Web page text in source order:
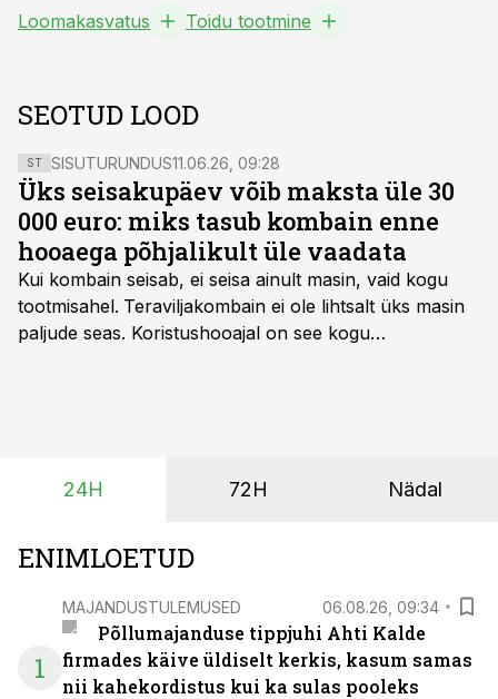
Loomakasvatus Toidu tootmine
SEOTUD LOOD
ST SISUTURUNDUS11.06.26, 09:28
Üks seisakupäev võib maksta üle 30
000 euro: miks tasub kombain enne
hooaega põhjalikult üle vaadata
Kui kombain seisab, ei seisa ainult masin, vaid kogu
tootmisahel. Teraviljakombain ei ole lihtsalt üks masin
paljude seas. Koristushooajal on see kogu
24H 72H Nädal
ENIMLOETUD
1
MAJANDUSTULEMUSED 06.08.26, 09:34
Põllumajanduse tippjuhi Ahti Kalde
firmades käive üldiselt kerkis, kasum samas
nii kahekordistus kui ka sulas pooleks